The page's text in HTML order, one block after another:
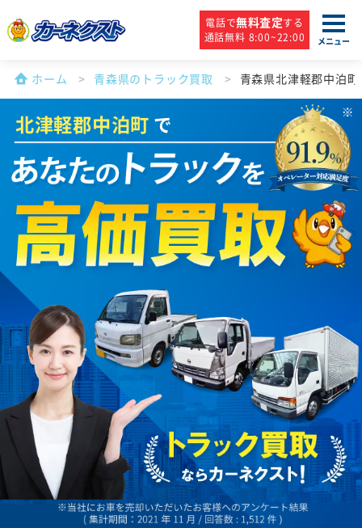
電話で無料査定する
通話無料 8:00~22:00
メニュー
ホーム 青森県のトラック買取 青森県北津軽郡中泊
北津軽郡中泊町 で